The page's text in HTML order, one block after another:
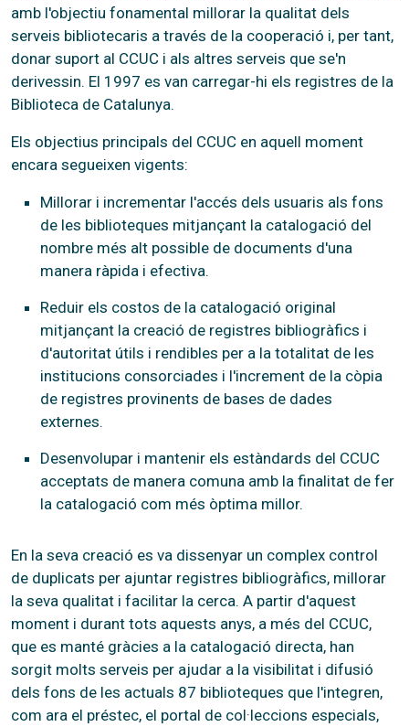
amb l'objectiu fonamental millorar la qualitat dels
serveis bibliotecaris a través de la cooperació i, per tant,
donar suport al CCUC i als altres serveis que se'n
derivessin. El 1997 es van carregar-hi els registres de la
Biblioteca de Catalunya.
Els objectius principals del CCUC en aquell moment
encara segueixen vigents:
Millorar i incrementar l'accés dels usuaris als fons
de les biblioteques mitjançant la catalogació del
nombre més alt possible de documents d'una
manera ràpida i efectiva.
Reduir els costos de la catalogació original
mitjançant la creació de registres bibliogràfics i
d'autoritat útils i rendibles per a la totalitat de les
institucions consorciades i l'increment de la còpia
de registres provinents de bases de dades
externes.
Desenvolupar i mantenir els estàndards del CCUC
acceptats de manera comuna amb la finalitat de fer
la catalogació com més òptima millor.
En la seva creació es va dissenyar un complex control
de duplicats per ajuntar registres bibliogràfics, millorar
la seva qualitat i facilitar la cerca. A partir d'aquest
moment i durant tots aquests anys, a més del CCUC,
que es manté gràcies a la catalogació directa, han
sorgit molts serveis per ajudar a la visibilitat i difusió
dels fons de les actuals 87 biblioteques que l'integren,
com ara el préstec, el portal de col·leccions especials,